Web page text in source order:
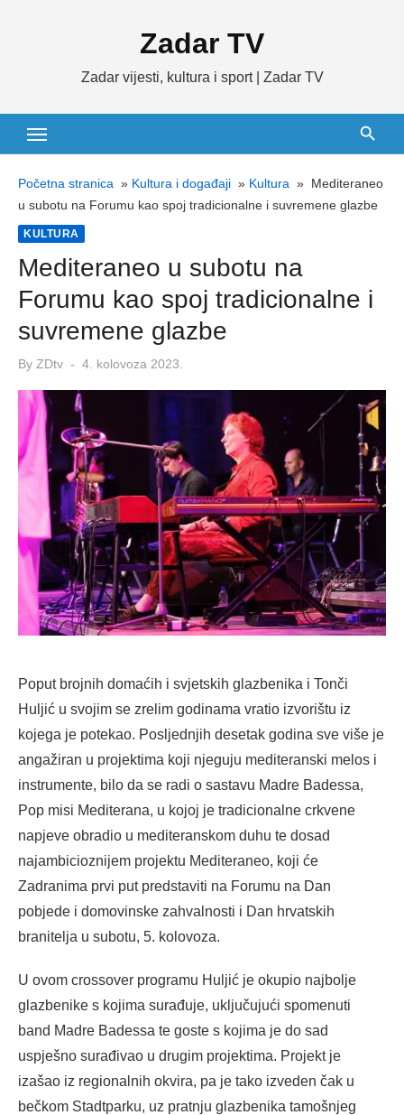
Zadar TV
Zadar vijesti, kultura i sport | Zadar TV
Početna stranica » Kultura i događaji » Kultura » Mediteraneo
u subotu na Forumu kao spoj tradicionalne i suvremene glazbe
KULTURA
Mediteraneo u subotu na
Forumu kao spoj tradicionalne i
suvremene glazbe
By ZDtv
Posted
4. kolovoza 2023.
Poput brojnih domaćih i svjetskih glazbenika i Tonči
Huljić u svojim se zrelim godinama vratio izvorištu iz
kojega je potekao. Posljednjih desetak godina sve više je
angažiran u projektima koji njeguju mediteranski melos i
instrumente, bilo da se radi o sastavu Madre Badessa,
Pop misi Mediterana, u kojoj je tradicionalne crkvene
napjeve obradio u mediteranskom duhu te dosad
najambicioznijem projektu Mediteraneo, koji će
Zadranima prvi put predstaviti na Forumu na Dan
pobjede i domovinske zahvalnosti i Dan hrvatskih
branitelja u subotu, 5. kolovoza.
U ovom crossover programu Huljić je okupio najbolje
glazbenike s kojima surađuje, uključujući spomenuti
band Madre Badessa te goste s kojima je do sad
uspješno surađivao u drugim projektima. Projekt je
izašao iz regionalnih okvira, pa je tako izveden čak u
bečkom Stadtparku, uz pratnju glazbenika tamošnjeg